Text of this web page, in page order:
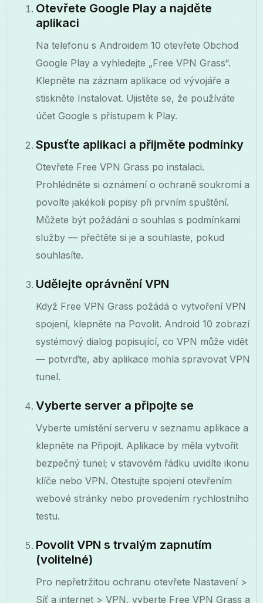
Otevřete Google Play a najděte
aplikaci
Na telefonu s Androidem 10 otevřete Obchod
Google Play a vyhledejte „Free VPN Grass“.
Klepněte na záznam aplikace od vývojáře a
stiskněte Instalovat. Ujistěte se, že používáte
účet Google s přístupem k Play.
Spusťte aplikaci a přijměte podmínky
Otevřete Free VPN Grass po instalaci.
Prohlédněte si oznámení o ochraně soukromí a
povolte jakékoli popisy při prvním spuštění.
Můžete být požádáni o souhlas s podmínkami
služby — přečtěte si je a souhlaste, pokud
souhlasíte.
Udělejte oprávnění VPN
Když Free VPN Grass požádá o vytvoření VPN
spojení, klepněte na Povolit. Android 10 zobrazí
systémový dialog popisující, co VPN může vidět
— potvrďte, aby aplikace mohla spravovat VPN
tunel.
Vyberte server a připojte se
Vyberte umístění serveru v seznamu aplikace a
klepněte na Připojit. Aplikace by měla vytvořit
bezpečný tunel; v stavovém řádku uvidíte ikonu
klíče nebo VPN. Otestujte spojení otevřením
webové stránky nebo provedením rychlostního
testu.
Povolit VPN s trvalým zapnutím
(volitelné)
Pro nepřetržitou ochranu otevřete Nastavení >
Síť a internet > VPN, vyberte Free VPN Grass a